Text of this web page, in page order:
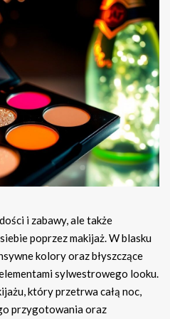
i zabawy, ale także
poprzez makijaż. W blasku
kolory oraz błyszczące
sylwestrowego looku.
który przetrwa całą noc,
przygotowania oraz